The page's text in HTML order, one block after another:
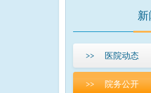
>> 医院动态
>> 院务公开